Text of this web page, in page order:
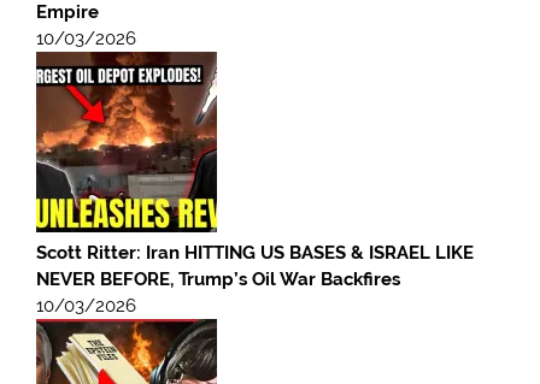
Empire
10/03/2026
Scott Ritter: Iran HITTING US BASES & ISRAEL LIKE
NEVER BEFORE, Trump’s Oil War Backfires
10/03/2026